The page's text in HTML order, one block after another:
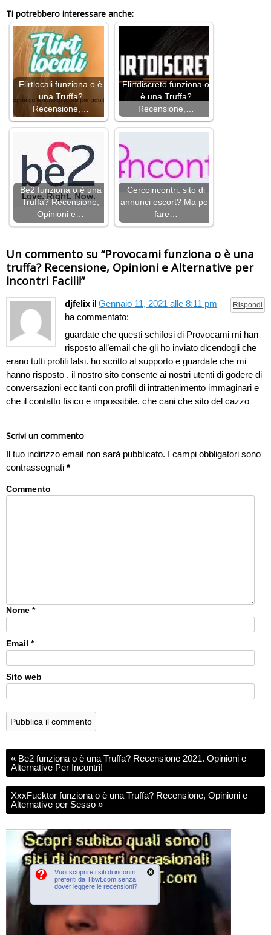
Vuoi scoprire i siti di incontri
preferiti da Tbwt.com senza
dover leggere le recensioni?
Ti potrebbero interessare anche:
Flirtlocali funziona o è
una Truffa?
Recensione,…
Flirtdiscreto funziona o
è una Truffa?
Recensione,…
Be2 funziona o è una
Truffa? Recensione,
Opinioni e…
Cercoincontri: sito di
annunci escort? Ma per
fare…
Un commento su “Provocami funziona o è una
truffa? Recensione, Opinioni e Alternative per
Incontri Facili!”
Rispondi
djfelix il Gennaio 11, 2021 alle 8:11 pm
ha commentato:
guardate che questi schifosi di Provocami mi han
risposto all’email che gli ho inviato dicendogli che
erano tutti profili falsi. ho scritto al supporto e guardate che mi
hanno risposto . il nostro sito consente ai nostri utenti di godere di
conversazioni eccitanti con profili di intrattenimento immaginari e
che il contatto fisico e impossibile. che cani che sito del cazzo
Scrivi un commento
Il tuo indirizzo email non sarà pubblicato. I campi obbligatori sono
contrassegnati *
Commento
Nome *
Email *
Sito web
« Be2 funziona o è una Truffa? Recensione 2021. Opinioni e
Alternative Per Incontri!
XxxFucktor funziona o è una Truffa? Recensione, Opinioni e
Alternative per Sesso »